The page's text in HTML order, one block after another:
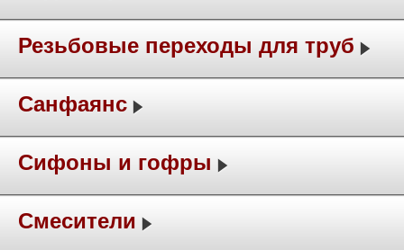
Резьбовые переходы для труб
Санфаянс
Сифоны и гофры
Смесители